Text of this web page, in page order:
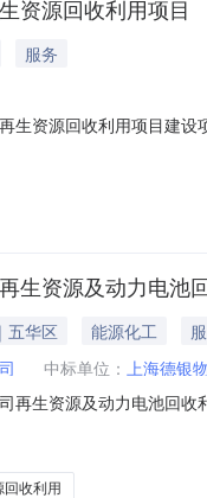
资源回收利用项目
服务
生资源回收利用项目建
07-10建设性质新建
生资源及动力电池
五华区 能源化工
中标单位： 上海德银
再生资源及动力电池回
回收利用